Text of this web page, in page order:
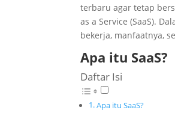
terbaru agar tetap
as a Service (SaaS).
bekerja, manfaatnya,
Apa itu SaaS?
Daftar Isi
Apa itu SaaS?